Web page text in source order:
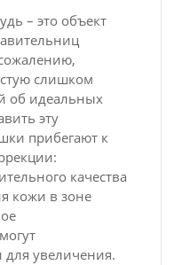
– это объект
слишком
об идеальных
эту
прибегают к
качества
кожи в зоне
для увеличения.